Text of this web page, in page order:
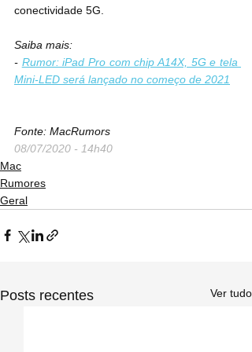
conectividade 5G.
Saiba mais:
- Rumor: iPad Pro com chip A14X, 5G e tela
Mini-LED será lançado no começo de 2021
Fonte: MacRumors
08/07/2020 - 14h40
Mac
Rumores
Geral
Posts recentes Ver tudo